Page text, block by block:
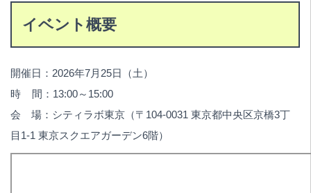
イベント概要
開催日：2026年7月25日（土）
時 間：13:00～15:00
会 場：シティラボ東京（〒104-0031 東京都中央区京橋3丁
目1-1 東京スクエアガーデン6階）